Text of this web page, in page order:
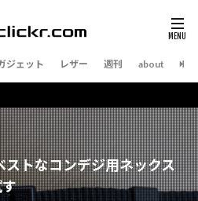
ジェット レザー 週刊 about
トなコンデジ用ネックス